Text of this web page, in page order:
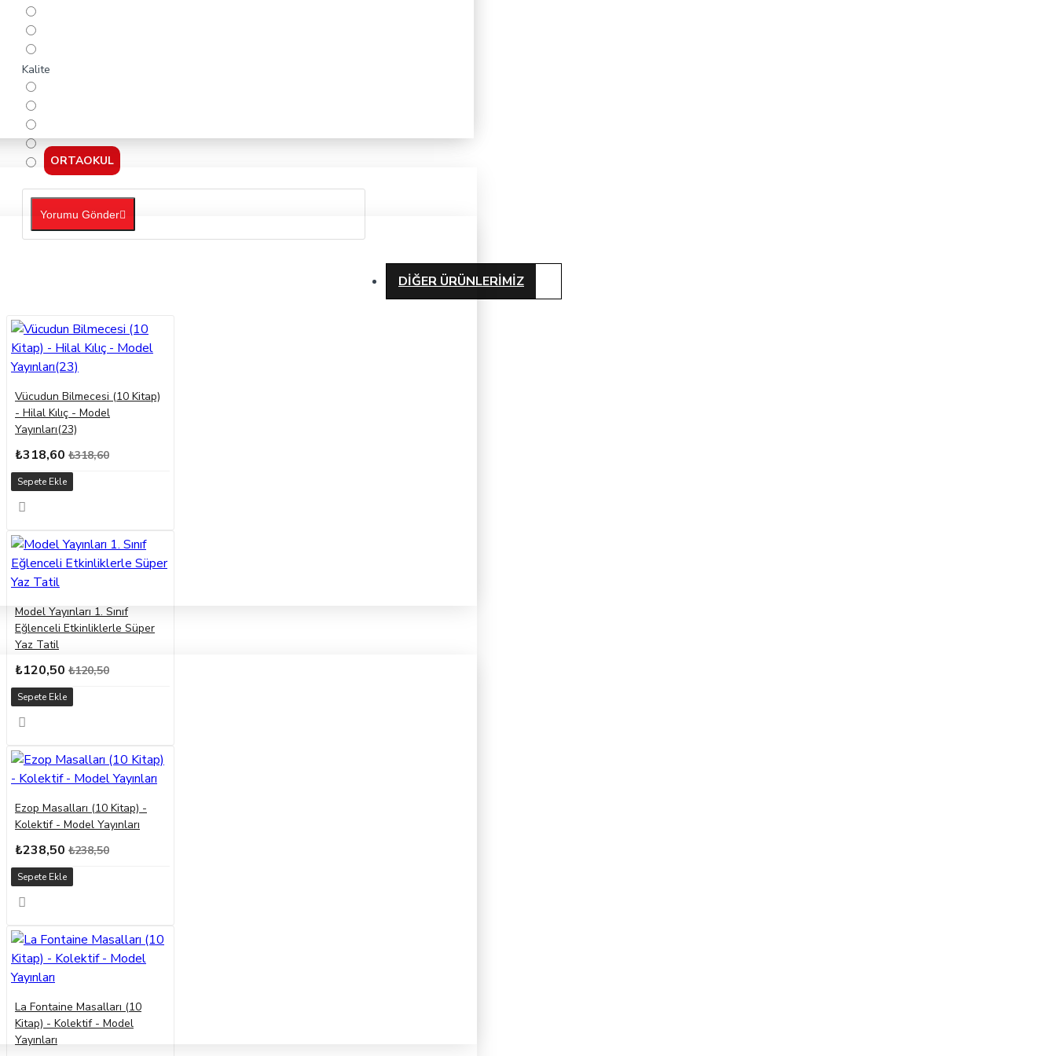
ORTAOKUL
Kalite
Yorumu Gönder
DIĞER ÜRÜNLERIMIZ
Vücudun Bilmecesi (10 Kitap)
- Hilal Kılıç - Model
Yayınları(23)
₺318,60 ₺318,60
Sepete Ekle
Model Yayınları 1. Sınıf
Eğlenceli Etkinliklerle Süper
Yaz Tatil
₺120,50 ₺120,50
Sepete Ekle
Ezop Masalları (10 Kitap) -
Kolektif - Model Yayınları
₺238,50 ₺238,50
Sepete Ekle
La Fontaine Masalları (10
Kitap) - Kolektif - Model
Yayınları